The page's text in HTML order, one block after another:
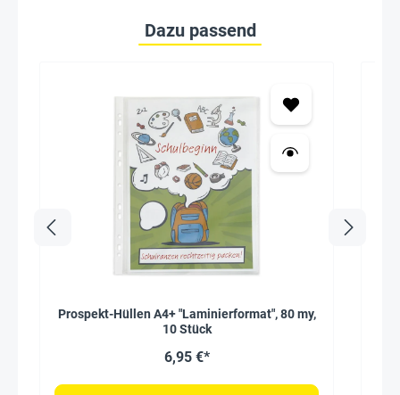
Dazu passend
Prospekt-Hüllen A4+ "Laminierformat", 80 my,
10 Stück
6,95 €*